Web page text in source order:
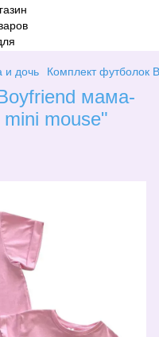
и дочь Комплект футболок
мама-
mouse"